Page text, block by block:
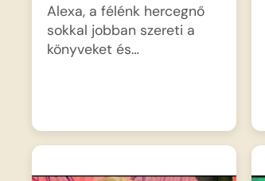
Alexa, a félénk hercegnő
sokkal jobban szereti a
könyveket és…